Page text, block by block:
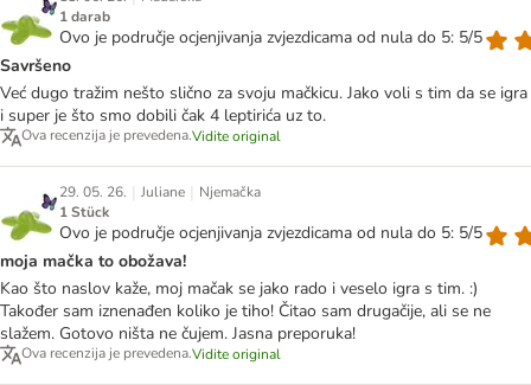
1 darab
Ovo je područje ocjenjivanja zvjezdicama od nula do 5: 5/5
Savršeno
Već dugo tražim nešto slično za svoju mačkicu. Jako voli s tim da se igra
i super je što smo dobili čak 4 leptirića uz to.
Ova recenzija je prevedena.Vidite original
29. 05. 26. | Juliane | Njemačka
1 Stück
Ovo je područje ocjenjivanja zvjezdicama od nula do 5: 5/5
moja mačka to obožava!
Kao što naslov kaže, moj mačak se jako rado i veselo igra s tim. :)
Također sam iznenađen koliko je tiho! Čitao sam drugačije, ali se ne
slažem. Gotovo ništa ne čujem. Jasna preporuka!
Ova recenzija je prevedena.Vidite original